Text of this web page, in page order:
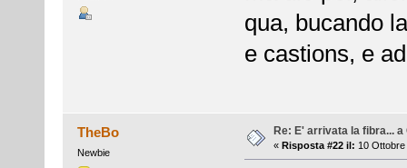
qua, bucando
e castions, e
TheBo
Newbie
Re: E' arrivata la fibra... a
« Risposta #22 il: 10